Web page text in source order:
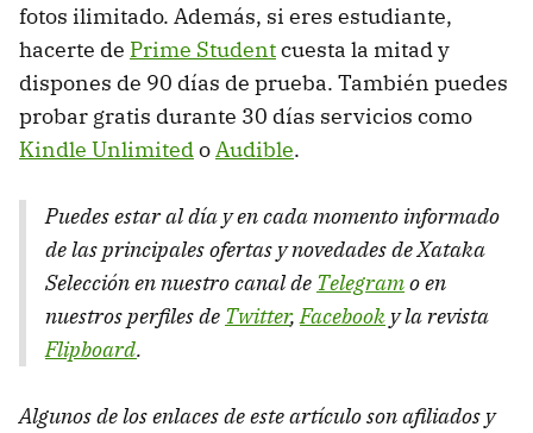
fotos ilimitado. Además, si eres estudiante,
hacerte de Prime Studentcuesta la mitad y
dispones de 90 días de prueba. También puedes
probar gratis durante 30 días servicios como
Kindle UnlimitedoAudible.
Puedes estar al día y en cada momento informado
de las principales ofertas y novedades de Xataka
Selección en nuestro canal de Telegramo en
nuestros perfiles de Twitter,Facebook y la revista
Flipboard.
Algunos de los enlaces de este artículo son afiliados y